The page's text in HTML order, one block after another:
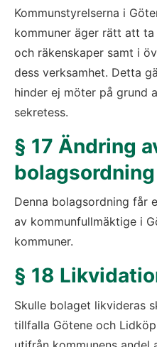
Kommunstyrelserna i
kommuner äger rätt att
och räkenskaper samt i
dess verksamhet. Detta
hinder ej möter på grund
sekretess.
§ 17 Ändring
bolagsordning
Denna bolagsordning får
av kommunfullmäktige i
kommuner.
§ 18
Skulle bolaget likvideras
tillfalla Götene och